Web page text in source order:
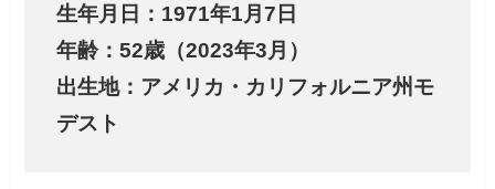
生年月日：1971年1月7日
年齢：52歳（2023年3月）
出生地：アメリカ・カリフォルニア州モ
デスト